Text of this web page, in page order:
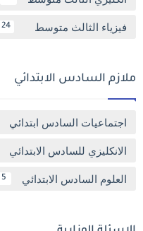
فيزياء الثالث متوسط 24
ملازم السادس الابتدائي
اجتماعيات السادس ابتدائي
الانكليزي للسادس الابتدائي
العلوم السادس الابتدائي 5